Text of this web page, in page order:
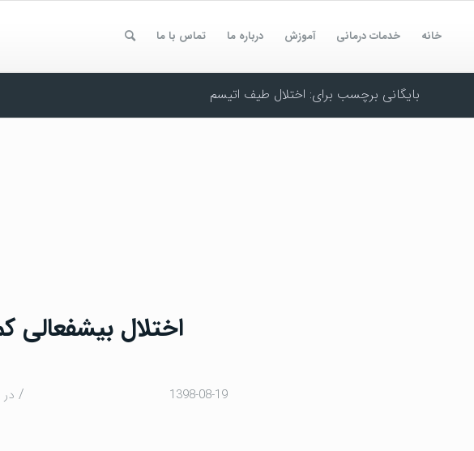
خانه خدمات درمانی آموزش درباره ما تماس با ما
بایگانی برچسب برای: اختلال طیف اتیسم
1398-08-19
/ در